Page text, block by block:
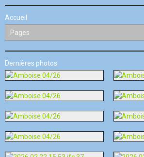
Accueil
Dernières photos